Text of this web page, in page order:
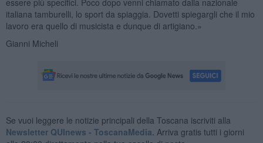
italiana tamburelli, lo sport da spiaggia. Dovetti spiegargli che il mio
lavoro era quello di musicista e dunque di artigiano.»
Gianni Micheli
Se vuoi leggere le notizie principali della Toscana iscriviti alla
Newsletter QUInews - ToscanaMedia. Arriva gratis tutti i giorni